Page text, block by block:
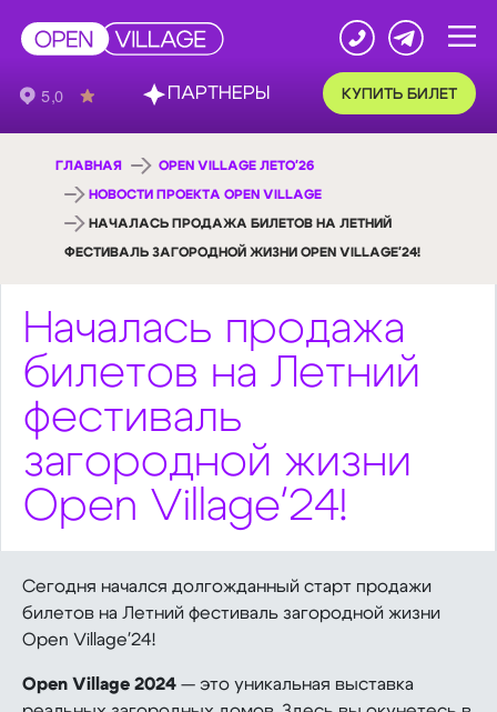
КУПИТЬ БИЛЕТ
ГЛАВНАЯ OPEN VILLAGE ЛЕТО'26
НОВОСТИ ПРОЕКТА OPEN VILLAGE
НАЧАЛАСЬ ПРОДАЖА БИЛЕТОВ НА ЛЕТНИЙ
ФЕСТИВАЛЬ ЗАГОРОДНОЙ ЖИЗНИ OPEN VILLAGE'24!
Началась продажа
билетов на Летний
фестиваль
загородной жизни
Open Village'24!
Сегодня начался долгожданный старт продажи
билетов на Летний фестиваль загородной жизни
Open Village'24!
Open Village 2024— это уникальная выставка